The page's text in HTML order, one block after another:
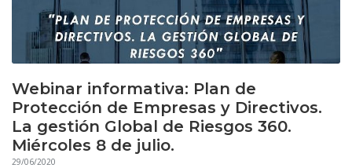
Webinar informativa: Plan de
Protección de Empresas y Directivos.
La gestión Global de Riesgos 360.
Miércoles 8 de julio.
29/06/2020